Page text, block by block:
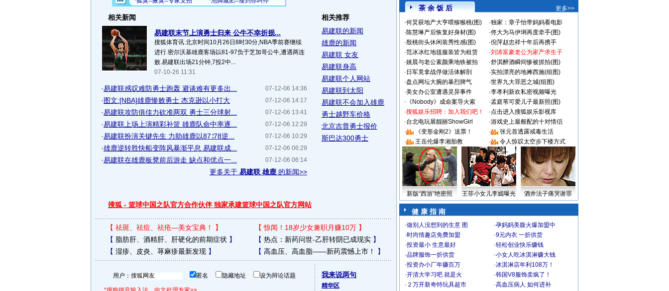
相关新闻
易建联末节上演勇士归来 公牛不幸折损...
搜狐体育讯 北京时间10月26日8时30分,NBA季前赛继续
进行.密尔沃基雄鹿客场以81-97负于芝加哥公牛,遭遇两连
败.易建联出场21分钟,7投2中...
07-10-26 11:31
07-12-06 14:36
·易建联感叹难防勇士跑轰 避谈难有更多出...
07-12-06 14:17
·图文:[NBA]雄鹿惨败勇士 杰克逊以小打大
07-12-06 13:41
·易建联攻防俱佳力砍准两双 勇士三分球射...
07-12-06 12:29
·易建联上场上演精彩补篮 雄鹿队命中率逐...
07-12-06 10:29
·易建联扮演关键先生 力助雄鹿以87∶78逆...
07-12-06 06:29
·雄鹿逆转胜快船变阵风暴渐平息 易建联成...
07-12-06 06:14
·易建联在雄鹿板凳前后游走 缺点和优点一...
更多关于 易建联 雄鹿 的新闻>>
相关推荐
易建联的新闻
雄鹿的新闻
易建联 女友
易建联身高
易建联个人网站
易建联到太阳
易建联不会加入雄鹿
勇士越野车价格
北京吉普勇士报价
斯巴达300勇士
搜狐 - 篮球中国之队官方合作伙伴 独家承建篮球中国之队官方网站
【 祛斑、祛痘、祛疮—美女宝典！ 】 【惊闻！18岁少女兼职月赚10万】
【 脂肪肝、酒精肝、肝硬化的前期症状 】 【 热点：新药问世-乙肝转阴已成现实】
【 湿疹、皮炎、荨麻疹最新发现】 【 高血压、高血脂——新药震憾上市！ 】
用户： 匿名 隐藏地址 设为辩论话题 我来说两句
精华区
茶 余 饭 后
更多>>
·何炅获地产大亨喂猕猴桃(图) ·独家：章子怡带妈妈看电影
·陈慧琳产后恢复好身材(图) ·佟大为马伊琍再度牵手(图)
·殷桃街头休闲装秀性感(图) ·倪萍赵忠祥十年后再携手
·范冰冰红地毯服装皆为租赁 ·刘涛富豪老公为家产求生子
·姚晨与老公素颜乘地铁被拍 ·舒淇醉酒瞬间惨被抓拍(图)
· 日军竟拿战俘做活体解剖 ·实拍漂亮的地摊西施(组图)
·盘点网坛大腕的暴烈脾气 ·世界九大罪恶之城(组图)
·美女办公室遭遇灵异事件 ·李孝利新欢私密视频曝光
· 《Nobody》成命案导火索 ·孟庭苇可爱儿子最新照(图)
·搜狐娱乐招聘：加入我们吧！ ·点击进入搜狐娱乐影视库
·台北电玩展靓丽ShowGirl ·游戏史上最般配的十对情侣
·
《变形金刚2》送票！ ·
张元首透露戒毒生活
·
王岳伦爆李湘胎教 · 令人惊叹太空步下楼方式
新版“西游”绝密照 王菲小女儿李嫣曝光 酒井法子痛哭谢罪
健 康 指 南
·做别人没想到的生意 图 ·孕妈妈美腹火爆加盟中
·时尚情趣店免费加盟 ·9元内衣 一折供货
·投资最小 生意最好 ·轻松创业快乐赚钱
·品牌服饰一折供货 ·小女人吃冰淇淋赚大钱
·投资办小厂年赚百万 ·冰淇淋店年利108万！
·开清大学习吧 就是火 ·韩国V8服饰卖疯了！
· ２万开新奇特玩具超市 ·高血压病人 如何进补